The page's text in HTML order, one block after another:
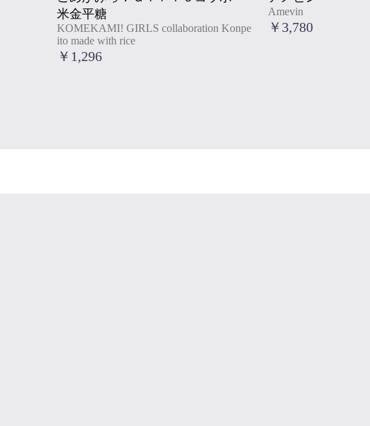
金平糖
KOMEKAMI! GIRLS collaboration Konpe
ito made with rice
">
米金平糖
KOMEKAMI! GIRLS collaboration Konpe
ito made with rice
￥1,296
">
Amevin
￥3,780